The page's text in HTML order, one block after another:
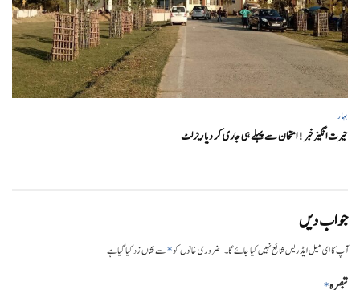
بہار
حیرت انگیزخبر ! امتحان سے پہلے ہی جاری کر دیا ریزلٹ
جواب دیں
آپ کا ای میل ایڈریس شائع نہیں کیا جائے گا۔ ضروری خانوں کو*سے نشان زد کیا گیا ہے
تبصرہ*